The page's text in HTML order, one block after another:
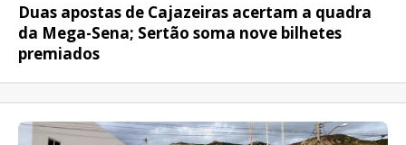
Duas apostas de Cajazeiras acertam a quadra
da Mega-Sena; Sertão soma nove bilhetes
premiados